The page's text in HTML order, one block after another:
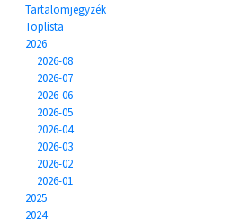
Tartalomjegyzék
Toplista
2026
2026-08
2026-07
2026-06
2026-05
2026-04
2026-03
2026-02
2026-01
2025
2024